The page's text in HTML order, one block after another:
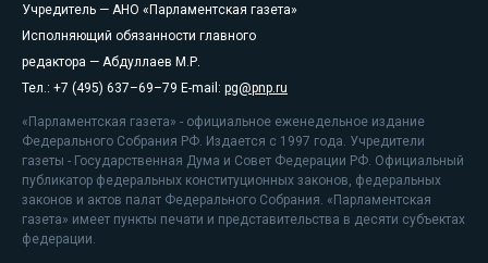
Учредитель — АНО «Парламентская газета»
Исполняющий обязанности главного
редактора — Абдуллаев М.Р.
Тел.: +7 (495) 637–69–79 E-mail: pg@pnp.ru
«Парламентская газета» - официальное еженедельное издание
Федерального Собрания РФ. Издается с 1997 года. Учредители
газеты - Государственная Дума и Совет Федерации РФ. Официальный
публикатор федеральных конституционных законов, федеральных
законов и актов палат Федерального Собрания. «Парламентская
газета» имеет пункты печати и представительства в десяти субъектах
федерации.